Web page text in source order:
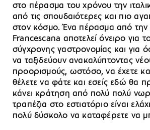
στο πέρασμα του χρόνου την
από τις σπουδαιότερες και πιο
στον κόσμο. Ένα πέρασμα από
Francescana αποτελεί όνειρο για
σύγχρονης γαστρονομίας και για
να ταξιδεύουν ανακαλύπτοντας
προορισμούς, ωστόσο, να έχετε
θέλετε να φάτε και εσείς εδώ θα
κάνει κράτηση από πολύ πολύ
τραπέζια στο εστιατόριο είναι
πολύ δύσκολο να καταφέρετε να